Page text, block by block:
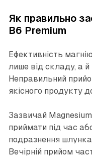
Як правильно
B6 Premium
Ефективність
лише від складу, а й
Неправильний
якісного продукту
Зазвичай
приймати під час
подразнення
Вечірній прийом